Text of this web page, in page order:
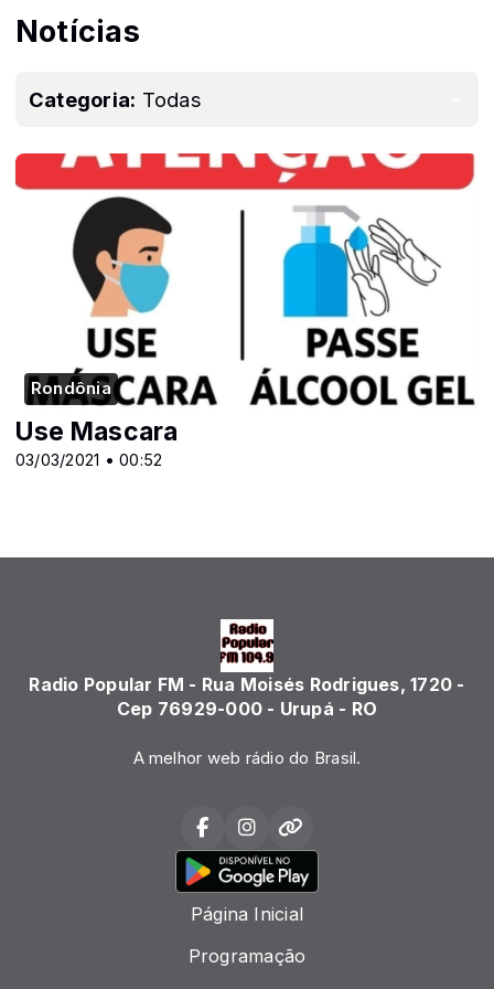
Notícias
Categoria: Todas
Rondônia
03/03/2021 • 00:52
Use Mascara
Radio Popular FM - Rua Moisés Rodrigues, 1720 -
Cep 76929-000 - Urupá - RO
A melhor web rádio do Brasil.
Página Inicial
Programação